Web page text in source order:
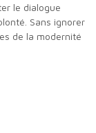
le dialogue
Sans ignorer
de la modernité